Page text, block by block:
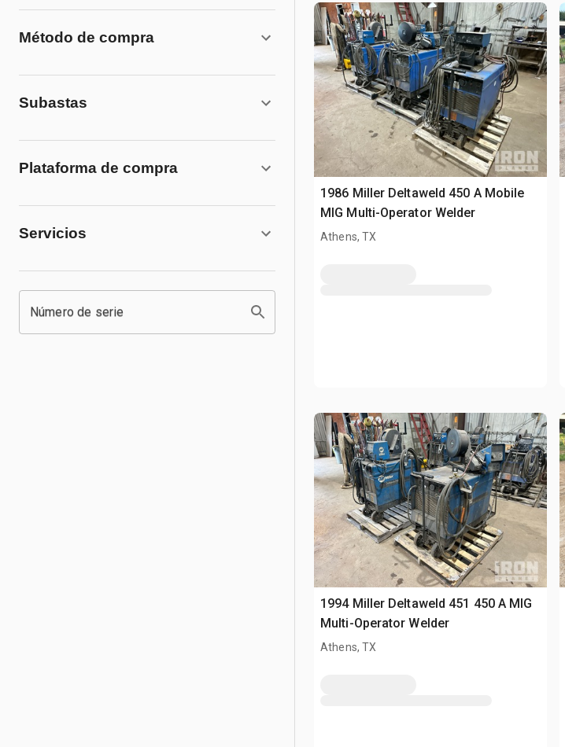
Método de compra
Subastas
Plataforma de compra
Servicios
Número de serie
1986 Miller Deltaweld 450 A Mobile
MIG Multi-Operator Welder
Athens, TX
1994 Miller Deltaweld 451 450 A MIG
Multi-Operator Welder
Athens, TX